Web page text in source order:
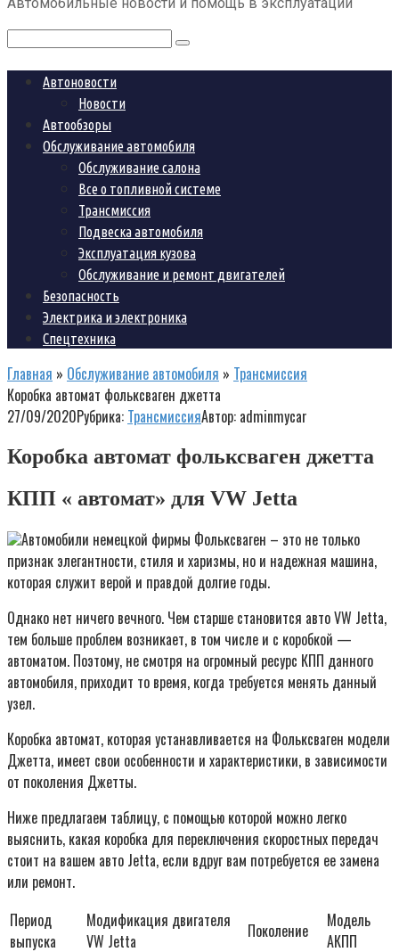
Поиск:
Автоновости
Новости
Автообзоры
Обслуживание автомобиля
Обслуживание салона
Все о топливной системе
Трансмиссия
Подвеска автомобиля
Эксплуатация кузова
Обслуживание и ремонт двигателей
Безопасность
Электрика и электроника
Спецтехника
Главная » Обслуживание автомобиля » Трансмиссия
Коробка автомат фольксваген джетта
27/09/2020Рубрика: ТрансмиссияАвтор: adminmycar
Коробка автомат фольксваген джетта
КПП « автомат» для VW Jetta
Автомобили немецкой фирмы Фольксваген – это не только
признак элегантности, стиля и харизмы, но и надежная машина,
которая служит верой и правдой долгие годы.
Однако нет ничего вечного. Чем старше становится авто VW Jetta,
тем больше проблем возникает, в том числе и с коробкой —
автоматом. Поэтому, не смотря на огромный ресурс КПП данного
автомобиля, приходит то время, когда требуется менять данный
узел.
Коробка автомат, которая устанавливается на Фольксваген модели
Джетта, имеет свои особенности и характеристики, в зависимости
от поколения Джетты.
Ниже предлагаем таблицу, с помощью которой можно легко
выяснить, какая коробка для переключения скоростных передач
стоит на вашем авто Jetta, если вдруг вам потребуется ее замена
или ремонт.
Период
выпуска
Модификация двигателя
VW Jetta
Поколение
Модель
АКПП